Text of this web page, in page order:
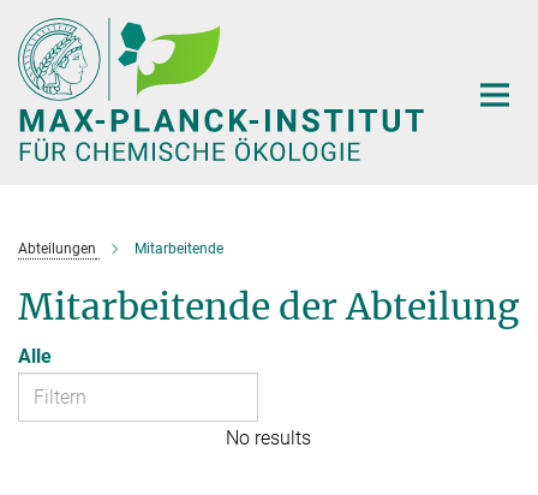
Hauptinhalt
Abteilungen Mitarbeitende
Mitarbeitende der Abteilung
Alle
No results